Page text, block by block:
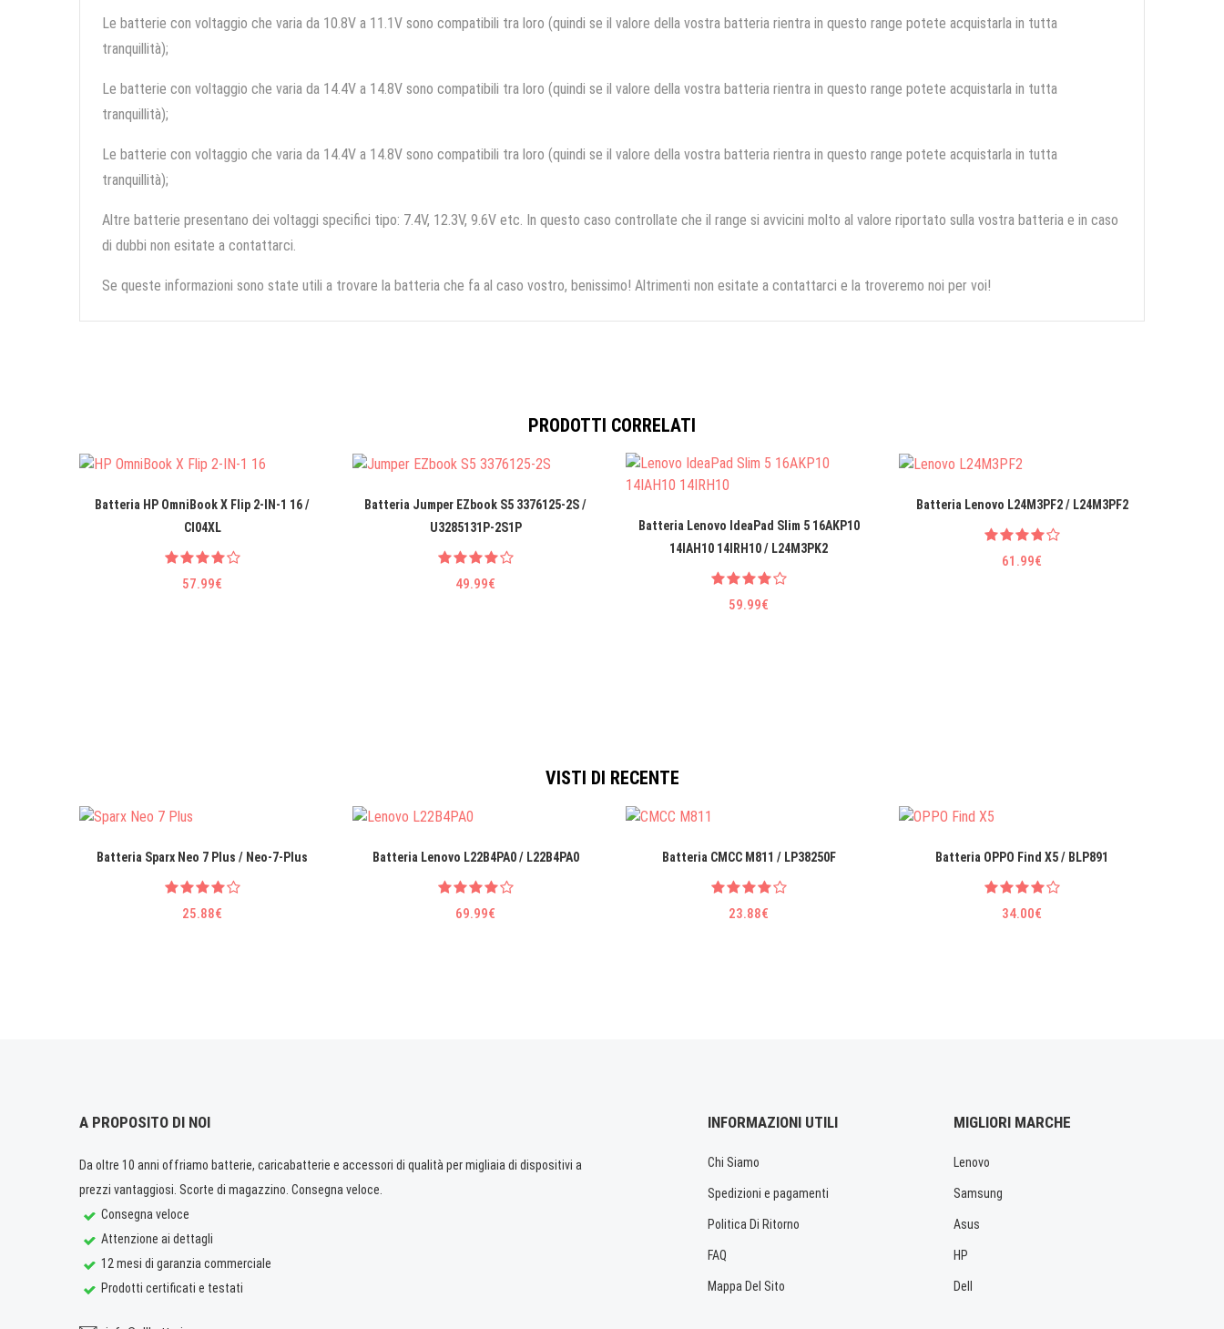
Le batterie con voltaggio che varia da 10.8V a 11.1V sono compatibili tra loro (quindi se il valore della vostra batteria rientra in questo range potete acquistarla in tutta
tranquillità);
Le batterie con voltaggio che varia da 14.4V a 14.8V sono compatibili tra loro (quindi se il valore della vostra batteria rientra in questo range potete acquistarla in tutta
tranquillità);
Le batterie con voltaggio che varia da 14.4V a 14.8V sono compatibili tra loro (quindi se il valore della vostra batteria rientra in questo range potete acquistarla in tutta
tranquillità);
Altre batterie presentano dei voltaggi specifici tipo: 7.4V, 12.3V, 9.6V etc. In questo caso controllate che il range si avvicini molto al valore riportato sulla vostra batteria e in caso
di dubbi non esitate a contattarci.
Se queste informazioni sono state utili a trovare la batteria che fa al caso vostro, benissimo! Altrimenti non esitate a contattarci e la troveremo noi per voi!
PRODOTTI CORRELATI
Batteria HP OmniBook X Flip 2-IN-1 16 /
CI04XL
57.99€
Batteria Jumper EZbook S5 3376125-2S /
U3285131P-2S1P
49.99€
Batteria Lenovo IdeaPad Slim 5 16AKP10
14IAH10 14IRH10 / L24M3PK2
59.99€
Batteria Lenovo L24M3PF2 / L24M3PF2
61.99€
VISTI DI RECENTE
Batteria Sparx Neo 7 Plus / Neo-7-Plus
25.88€
Batteria Lenovo L22B4PA0 / L22B4PA0
69.99€
Batteria CMCC M811 / LP38250F
23.88€
Batteria OPPO Find X5 / BLP891
34.00€
A PROPOSITO DI NOI
Da oltre 10 anni offriamo batterie, caricabatterie e accessori di qualità per migliaia di dispositivi a
prezzi vantaggiosi. Scorte di magazzino. Consegna veloce.
Consegna veloce
Attenzione ai dettagli
12 mesi di garanzia commerciale
Prodotti certificati e testati
INFORMAZIONI UTILI
Chi Siamo
Spedizioni e pagamenti
Politica Di Ritorno
FAQ
Mappa Del Sito
MIGLIORI MARCHE
Lenovo
Samsung
Asus
HP
Dell